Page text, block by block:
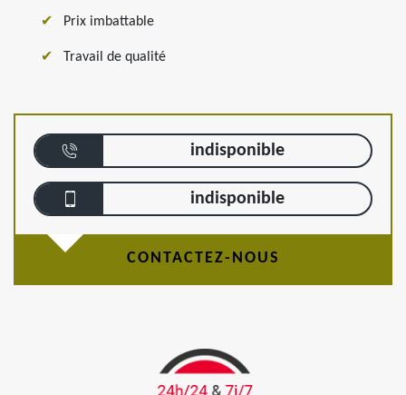
Prix imbattable
Travail de qualité
indisponible
indisponible
CONTACTEZ-NOUS